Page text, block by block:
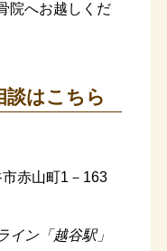
院へお越しくだ
談はこちら
赤山町1－163
イン「越谷駅」